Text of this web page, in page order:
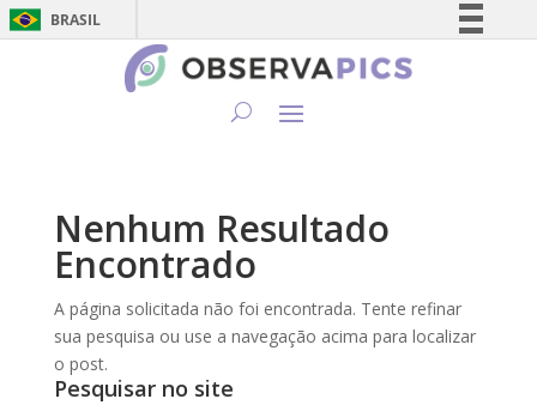
BRASIL
Simplifique!
Canais
Nenhum Resultado
Encontrado
A página solicitada não foi encontrada. Tente refinar
sua pesquisa ou use a navegação acima para localizar
o post.
Pesquisar no site